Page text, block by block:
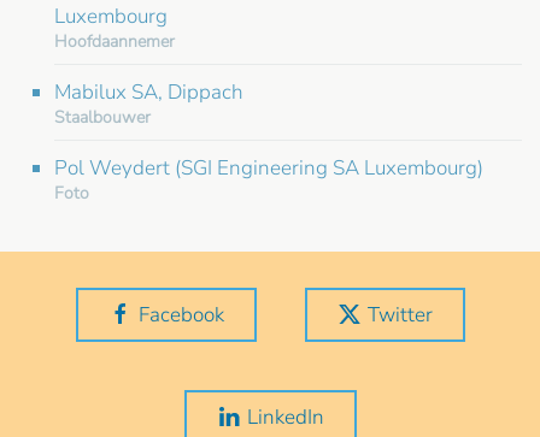
Luxembourg
Hoofdaannemer
Mabilux SA, Dippach
Staalbouwer
Pol Weydert (SGI Engineering SA Luxembourg)
Foto
Facebook Twitter
LinkedIn